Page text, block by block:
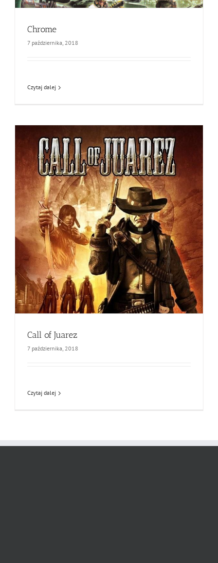
Chrome
7 października, 2018
Czytaj dalej
Call of Juarez
7 października, 2018
Czytaj dalej